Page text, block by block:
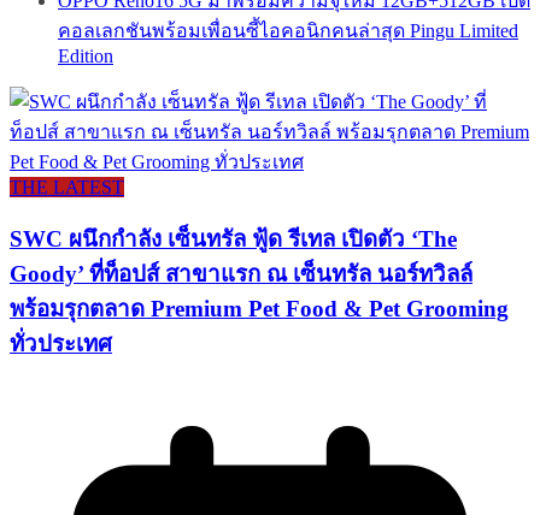
คอลเลกชันพร้อมเพื่อนซี้ไอคอนิกคนล่าสุด Pingu Limited
Edition
THE LATEST
SWC ผนึกกำลัง เซ็นทรัล ฟู้ด รีเทล เปิดตัว ‘The
Goody’ ที่ท็อปส์ สาขาแรก ณ เซ็นทรัล นอร์ทวิลล์
พร้อมรุกตลาด Premium Pet Food & Pet Grooming
ทั่วประเทศ